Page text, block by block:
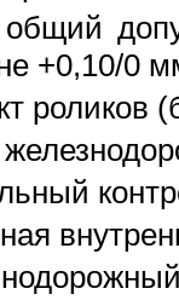
+0,10/0
роликов